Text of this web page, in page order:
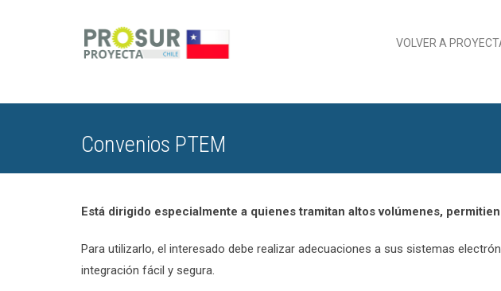
VOLVER A
Convenios PTEM
Está dirigido especialmente a quienes tramitan altos volúmenes,
Para utilizarlo, el interesado debe realizar adecuaciones a sus sistemas
integración fácil y segura.